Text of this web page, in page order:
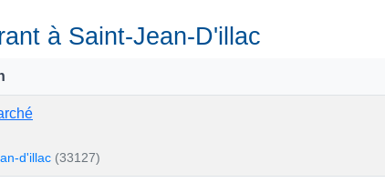
à Saint-Jean-D'illac
d'illac (33127)